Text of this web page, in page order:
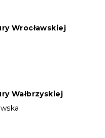
Wrocławskiej
Wałbrzyskiej